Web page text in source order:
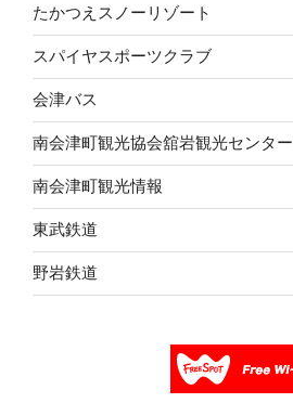
たかつえスノーリゾート
スパイヤスポーツクラブ
会津バス
南会津町観光協会舘岩観光センター
南会津町観光情報
東武鉄道
野岩鉄道